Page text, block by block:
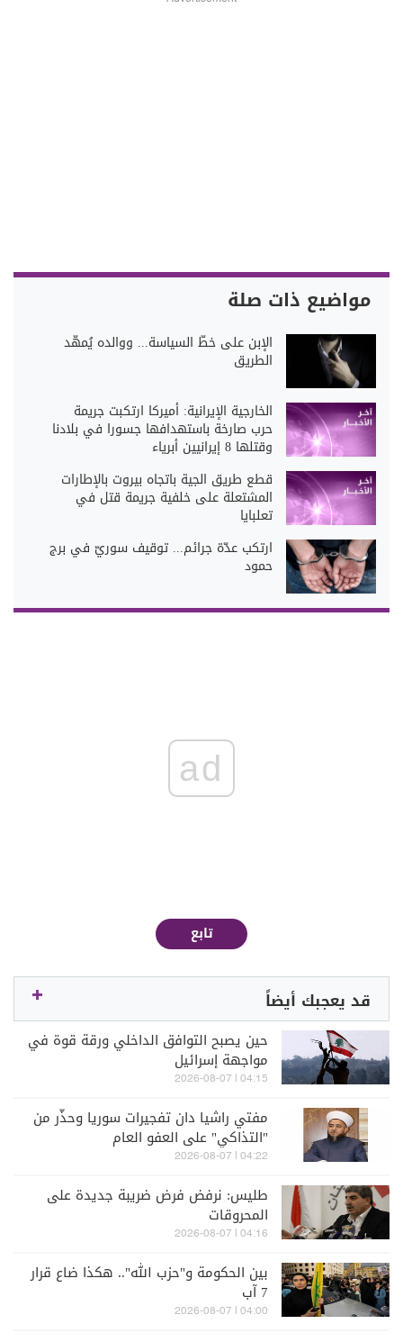
مواضيع ذات صلة
الإبن على خطّ السياسة... ووالده يُمهّد
الطريق
الخارجية الإيرانية: أميركا ارتكبت جريمة
حرب صارخة باستهدافها جسورا في بلادنا
وقتلها 8 إيرانيين أبرياء
قطع طريق الجية باتجاه بيروت بالإطارات
المشتعلة على خلفية جريمة قتل في
تعلبايا
ارتكب عدّة جرائم... توقيف سوريّ في برج
حمود
ad
تابع
قد يعجبك أيضاً
حين يصبح التوافق الداخلي ورقة قوة في
مواجهة إسرائيل
04:15 | 2026-08-07
مفتي راشيا دان تفجيرات سوريا وحذّر من
"التذاكي" على العفو العام
04:22 | 2026-08-07
طليس: نرفض فرض ضريبة جديدة على
المحروقات
04:16 | 2026-08-07
بين الحكومة و"حزب الله".. هكذا ضاع قرار
7 آب
04:00 | 2026-08-07